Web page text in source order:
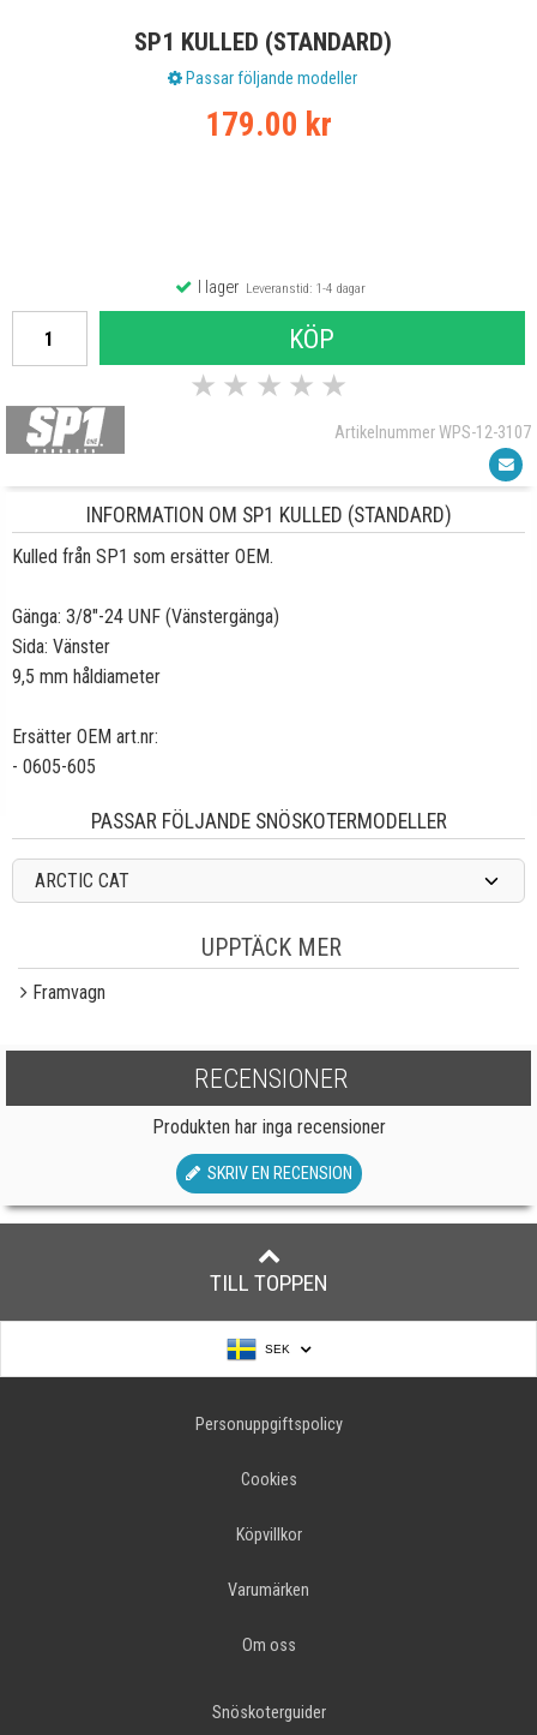
SP1 KULLED (STANDARD)
Passar följande modeller
179.00 kr
I lagerLeveranstid: 1-4 dagar
KÖP
★ ★ ★ ★ ★
Artikelnummer WPS-12-3107
INFORMATION OM SP1 KULLED (STANDARD)
Kulled från SP1 som ersätter OEM.
Gänga: 3/8"-24 UNF (Vänstergänga)
Sida: Vänster
9,5 mm håldiameter
Ersätter OEM art.nr:
- 0605-605
PASSAR FÖLJANDE SNÖSKOTERMODELLER
ARCTIC CAT
UPPTÄCK MER
Framvagn
RECENSIONER
Produkten har inga recensioner
SKRIV EN RECENSION
TILL TOPPEN
SEK
Personuppgiftspolicy
Cookies
Köpvillkor
Varumärken
Om oss
Snöskoterguider